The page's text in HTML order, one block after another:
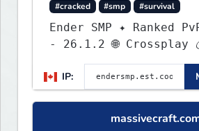
#cracked
#smp #survival
Ender SMP ✦ Ranked
- 26.1.2 🌐 Crossplay 💰 Rewards
🛠 Custom Gear
IP: